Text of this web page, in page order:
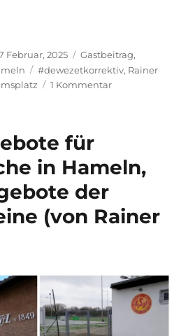
Parken am
Februar, 2025 Kategorien
Gastbeitrag,
Schlagwörter
#dewezetkorrektiv, Rainer
1 Kommentarzu
am
Wilhelmsplatz
für
in Hameln,
der
(von Rainer